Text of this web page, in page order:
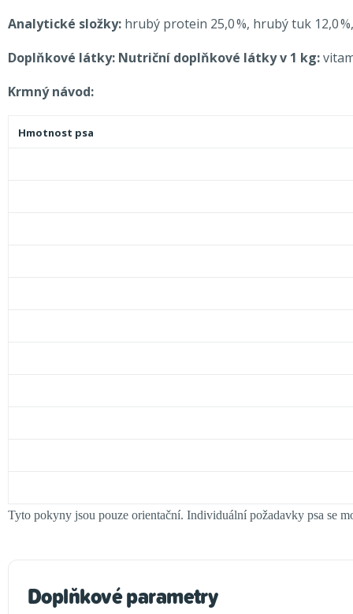
Analytické složky: hrubý protein 25,0 %, hrubý tuk 12,0
Doplňkové látky: Nutriční doplňkové látky v 1 kg:
Krmný návod:
Hmotnost psa
Tyto pokyny jsou pouze orientační. Individuální požadavky psa se
Doplňkové parametry